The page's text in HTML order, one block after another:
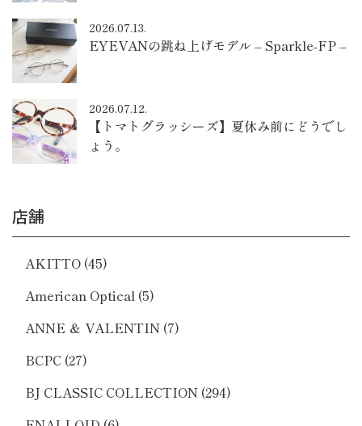
2026.07.13.
EYEVANの跳ね上げモデル – Sparkle-FP –
2026.07.12.
【トマトグラッシーズ】夏休み前にどうでし
ょう。
店舗
AKITTO (45)
American Optical (5)
ANNE ＆ VALENTIN (7)
BCPC (27)
BJ CLASSIC COLLECTION (294)